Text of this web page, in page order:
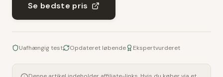
Se bedste pris
Uafhængig test Opdateret løbende Ekspertvurderet